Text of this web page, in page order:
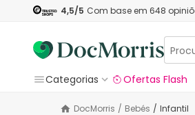
4,5/5 Com base em 648
Categorias
Ofertas Flash
DocMorris / Bebés / Infantil